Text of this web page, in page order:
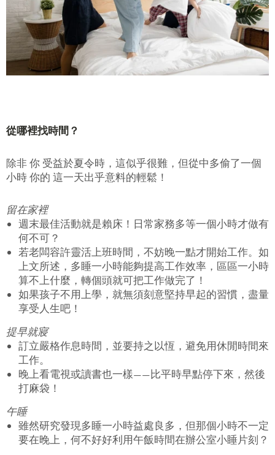
從哪裡找時間？
除非 你 受益於夏令時，這似乎很難，但從中多偷了一個
小時 你的 這一天出乎意料的輕鬆！
留在家裡
週末最佳活動就是賴床！日常家務多等一個小時才做有
何不可？
若老闆容許靈活上班時間，不妨晚一點才開始工作。如
上文所述，多睡一小時能夠提高工作效率，區區一小時
算不上什麼，轉個頭就可把工作做完了！
如果孩子不用上學，就無須刻意堅持早起的習慣，盡量
享受人生吧！
提早就寢
訂立嚴格作息時間，並要持之以恆，避免用休閒時間來
工作。
晚上看電視或讀書也一樣——比平時早點停下來，然後
打麻袋！
午睡
雖然研究發現多睡一小時益處良多，但那個小時不一定
要在晚上，何不好好利用午飯時間在辦公室小睡片刻？